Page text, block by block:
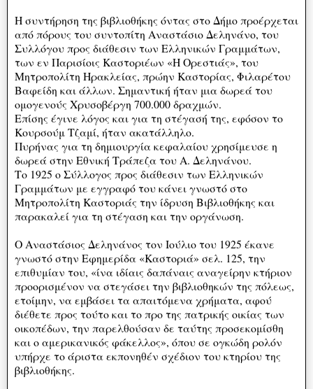
Η συντήρηση της βιβλιοθήκης όντας στο Δήμο προέρχεται
από πόρους του συντοπίτη Αναστάσιο Δεληνάνο, του
Συλλόγου προς διάθεσιν των Ελληνικών Γραμμάτων,
των εν Παρισίοις Καστοριέων «Η Ορεστιάς», του
Μητροπολίτη Ηρακλείας, πρώην Καστορίας, Φιλαρέτου
Βαφείδη και άλλων. Σημαντική ήταν μια δωρεά του
ομογενούς Χρυσοβέργη 700.000 δραχμών.
Επίσης έγινε λόγος και για τη στέγασή της, εφόσον το
Κουρσούμ Τζαμί, ήταν ακατάλληλο.
Πυρήνας για τη δημιουργία κεφαλαίου χρησίμευσε η
δωρεά στην Εθνική Τράπεζα του Α. Δεληνάνου.
Το 1925 ο Σύλλογος προς διάθεσιν των Ελληνικών
Γραμμάτων με εγγραφό του κάνει γνωστό στο
Μητροπολίτη Καστοριάς την ίδρυση Βιβλιοθήκης και
παρακαλεί για τη στέγαση και την οργάνωση.
Ο Αναστάσιος Δεληνάνος τον Ιούλιο του 1925 έκανε
γνωστό στην Εφημερίδα «Καστοριά» σελ. 125, την
επιθυμίαν του, «ίνα ιδίαις δαπάναις αναγείρην κτήριον
προορισμένον να στεγάσει την βιβλιοθηκών της πόλεως,
ετοίμην, να εμβάσει τα απαιτόμενα χρήματα, αφού
διέθετε προς τούτο και το προ της πατρικής οικίας των
οικοπέδων, την παρελθούσαν δε ταύτης προσεκομίσθη
και ο αμερικανικός φάκελλος», όπου σε ογκώδη ρολόν
υπήρχε το άριστα εκπονηθέν σχέδιον του κτηρίου της
βιβλιοθήκης.